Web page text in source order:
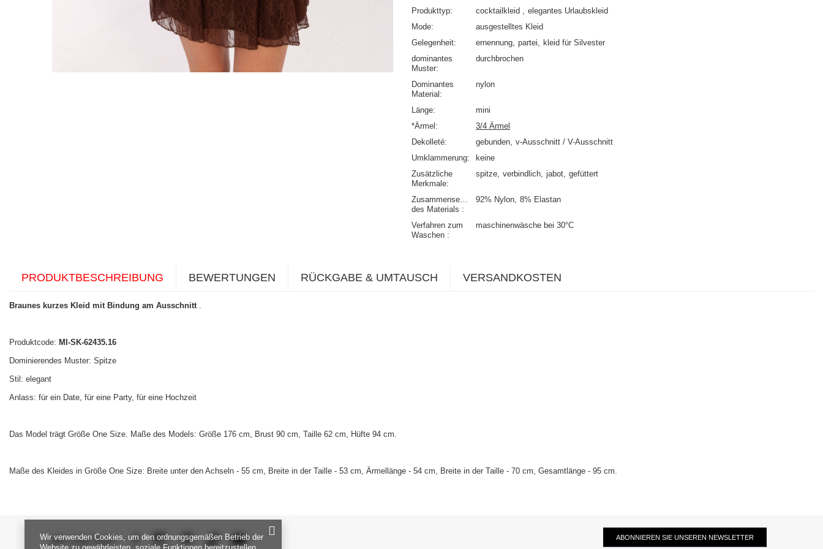
Produkttyp
cocktailkleid
elegantes Urlaubskleid
Mode
ausgestelltes Kleid
Gelegenheit
ernennung partei
kleid für Silvester
dominantes
Muster
durchbrochen
Dominantes
Material
nylon
Länge
mini
*Ärmel
3/4 Ärmel
Dekolleté
gebunden v-Ausschnitt / V-Ausschnitt
Umklammerung
keine
Zusätzliche
Merkmale
spitze verbindlich jabot gefüttert
Zusammensetzung
des Materials
92% Nylon 8% Elastan
Verfahren zum
Waschen
maschinenwäsche bei 30°C
PRODUKTBESCHREIBUNG BEWERTUNGEN RÜCKGABE & UMTAUSCH VERSANDKOSTEN
Braunes kurzes Kleid mit Bindung am Ausschnitt .
Produktcode: MI-SK-62435.16
Dominierendes Muster: Spitze
Stil: elegant
Anlass: für ein Date, für eine Party, für eine Hochzeit
Das Model trägt Größe One Size. Maße des Models: Größe 176 cm, Brust 90 cm, Taille 62 cm, Hüfte 94 cm.
Maße des Kleides in Größe One Size: Breite unter den Achseln - 55 cm, Breite in der Taille - 53 cm, Ärmellänge - 54 cm, Breite in der Taille - 70 cm, Gesamtlänge - 95 cm.
SEI UNS NAH ABONNIEREN SIE UNSEREN NEWSLETTER
Wir verwenden Cookies, um den ordnungsgemäßen Betrieb der